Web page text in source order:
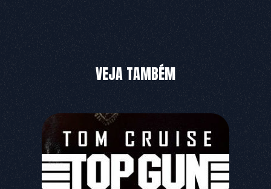
VEJA TAMBÉM